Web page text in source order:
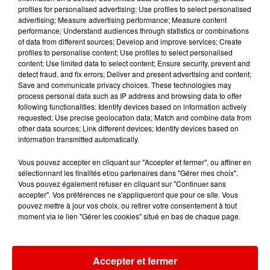
À LA UNE
6 août 2026
Ardennes - Les rassemblements festifs à
caractère musical interdits...
6 août 2026
Ardennes - Plusieurs rendez-vous prévus dans les
Ardennes pour...
profiles for personalised advertising; Use profiles to select personalised
advertising; Measure advertising performance; Measure content
performance; Understand audiences through statistics or combinations
of data from different sources; Develop and improve services; Create
profiles to personalise content; Use profiles to select personalised
content; Use limited data to select content; Ensure security, prevent and
detect fraud, and fix errors; Deliver and present advertising and content;
Save and communicate privacy choices. These technologies may
process personal data such as IP address and browsing data to offer
following functionalities: Identify devices based on information actively
requested; Use precise geolocation data; Match and combine data from
other data sources; Link different devices; Identify devices based on
information transmitted automatically.
Vous pouvez accepter en cliquant sur "Accepter et fermer", ou affiner en
sélectionnant les finalités et/ou partenaires dans "Gérer mes choix".
Vous pouvez également refuser en cliquant sur "Continuer sans
accepter". Vos préférences ne s'appliqueront que pour ce site. Vous
pouvez mettre à jour vos choix, ou retirer votre consentement à tout
moment via le lien "Gérer les cookies" situé en bas de chaque page.
Accepter et fermer